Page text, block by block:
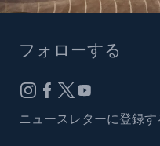
フォローする
ニュースレターに登録す